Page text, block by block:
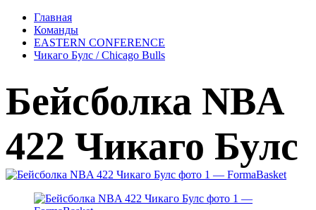
Главная
Команды
EASTERN CONFERENCE
Чикаго Булс / Chicago Bulls
Бейсболка NBA
422 Чикаго Булс